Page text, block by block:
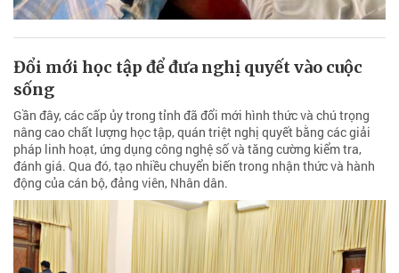
Đổi mới học tập để đưa nghị quyết vào cuộc
sống
Gần đây, các cấp ủy trong tỉnh đã đổi mới hình thức và chú trọng
nâng cao chất lượng học tập, quán triệt nghị quyết bằng các giải
pháp linh hoạt, ứng dụng công nghệ số và tăng cường kiểm tra,
đánh giá. Qua đó, tạo nhiều chuyển biến trong nhận thức và hành
động của cán bộ, đảng viên, Nhân dân.